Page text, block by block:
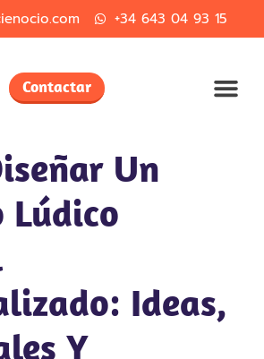
+34 643 04 93 15
Contactar
Un
Lúdico
Ideas,
Y